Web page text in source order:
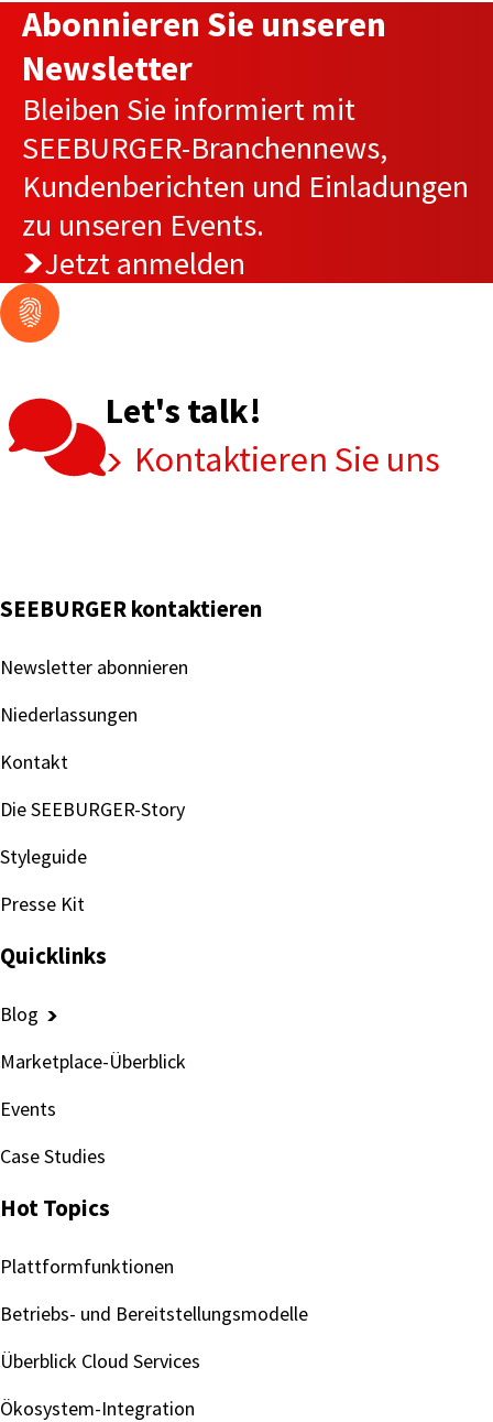
Abonnieren Sie unseren
Newsletter
Bleiben Sie informiert mit
SEEBURGER-Branchennews,
Kundenberichten und Einladungen
zu unseren Events.
Jetzt anmelden
Let's talk!
Kontaktieren Sie uns
SEEBURGER kontaktieren
Newsletter abonnieren
Niederlassungen
Kontakt
Die SEEBURGER-Story
Styleguide
Presse Kit
Quicklinks
Blog
Marketplace-Überblick
Events
Case Studies
Hot Topics
Plattformfunktionen
Betriebs- und Bereitstellungsmodelle
Überblick Cloud Services
Ökosystem-Integration